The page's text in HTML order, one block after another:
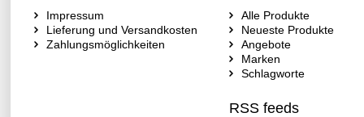
Impressum
Lieferung und Versandkosten
Zahlungsmöglichkeiten
Alle Produkte
Neueste Produkte
Angebote
Marken
Schlagworte
RSS feeds